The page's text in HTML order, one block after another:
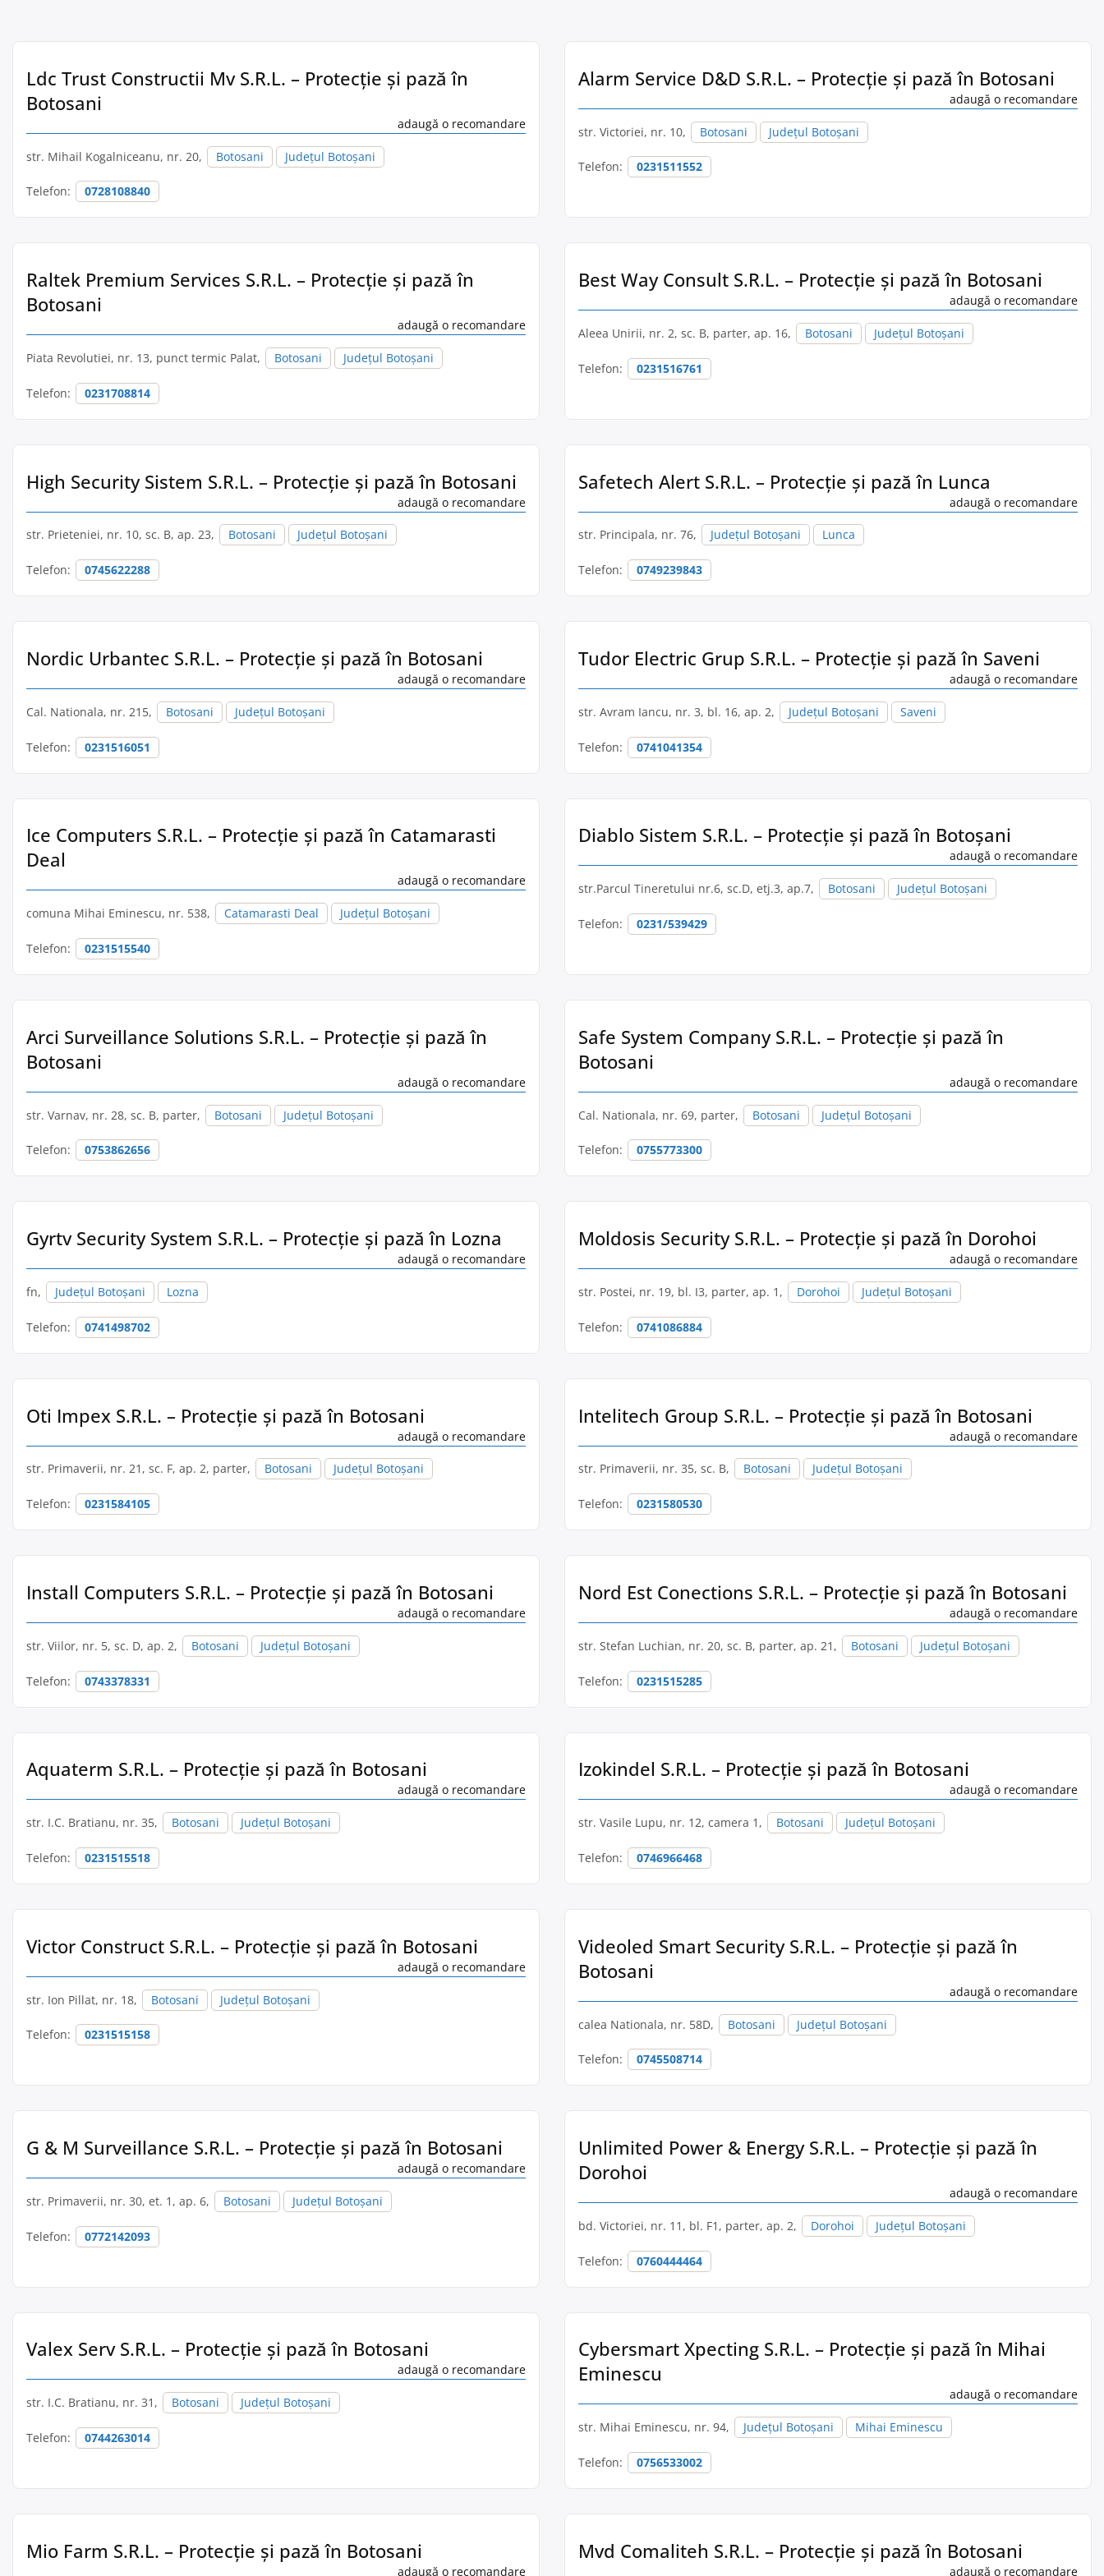
Ldc Trust Constructii Mv S.R.L. – Protecție și pază în
Botosani
adaugă o recomandare
str. Mihail Kogalniceanu, nr. 20, Botosani Județul Botoșani
Telefon: 0728108840
Alarm Service D&D S.R.L. – Protecție și pază în Botosani
adaugă o recomandare
str. Victoriei, nr. 10, Botosani Județul Botoșani
Telefon: 0231511552
Raltek Premium Services S.R.L. – Protecție și pază în
Botosani
adaugă o recomandare
Piata Revolutiei, nr. 13, punct termic Palat, Botosani Județul Botoșani
Telefon: 0231708814
Best Way Consult S.R.L. – Protecție și pază în Botosani
adaugă o recomandare
Aleea Unirii, nr. 2, sc. B, parter, ap. 16, Botosani Județul Botoșani
Telefon: 0231516761
High Security Sistem S.R.L. – Protecție și pază în Botosani
adaugă o recomandare
str. Prieteniei, nr. 10, sc. B, ap. 23, Botosani Județul Botoșani
Telefon: 0745622288
Safetech Alert S.R.L. – Protecție și pază în Lunca
adaugă o recomandare
str. Principala, nr. 76, Județul Botoșani Lunca
Telefon: 0749239843
Nordic Urbantec S.R.L. – Protecție și pază în Botosani
adaugă o recomandare
Cal. Nationala, nr. 215, Botosani Județul Botoșani
Telefon: 0231516051
Tudor Electric Grup S.R.L. – Protecție și pază în Saveni
adaugă o recomandare
str. Avram Iancu, nr. 3, bl. 16, ap. 2, Județul Botoșani Saveni
Telefon: 0741041354
Ice Computers S.R.L. – Protecție și pază în Catamarasti
Deal
adaugă o recomandare
comuna Mihai Eminescu, nr. 538, Catamarasti Deal Județul Botoșani
Telefon: 0231515540
Diablo Sistem S.R.L. – Protecție și pază în Botoşani
adaugă o recomandare
str.Parcul Tineretului nr.6, sc.D, etj.3, ap.7, Botosani Județul Botoșani
Telefon: 0231/539429
Arci Surveillance Solutions S.R.L. – Protecție și pază în
Botosani
adaugă o recomandare
str. Varnav, nr. 28, sc. B, parter, Botosani Județul Botoșani
Telefon: 0753862656
Safe System Company S.R.L. – Protecție și pază în
Botosani
adaugă o recomandare
Cal. Nationala, nr. 69, parter, Botosani Județul Botoșani
Telefon: 0755773300
Gyrtv Security System S.R.L. – Protecție și pază în Lozna
adaugă o recomandare
fn, Județul Botoșani Lozna
Telefon: 0741498702
Moldosis Security S.R.L. – Protecție și pază în Dorohoi
adaugă o recomandare
str. Postei, nr. 19, bl. I3, parter, ap. 1, Dorohoi Județul Botoșani
Telefon: 0741086884
Oti Impex S.R.L. – Protecție și pază în Botosani
adaugă o recomandare
str. Primaverii, nr. 21, sc. F, ap. 2, parter, Botosani Județul Botoșani
Telefon: 0231584105
Intelitech Group S.R.L. – Protecție și pază în Botosani
adaugă o recomandare
str. Primaverii, nr. 35, sc. B, Botosani Județul Botoșani
Telefon: 0231580530
Install Computers S.R.L. – Protecție și pază în Botosani
adaugă o recomandare
str. Viilor, nr. 5, sc. D, ap. 2, Botosani Județul Botoșani
Telefon: 0743378331
Nord Est Conections S.R.L. – Protecție și pază în Botosani
adaugă o recomandare
str. Stefan Luchian, nr. 20, sc. B, parter, ap. 21, Botosani Județul Botoșani
Telefon: 0231515285
Aquaterm S.R.L. – Protecție și pază în Botosani
adaugă o recomandare
str. I.C. Bratianu, nr. 35, Botosani Județul Botoșani
Telefon: 0231515518
Izokindel S.R.L. – Protecție și pază în Botosani
adaugă o recomandare
str. Vasile Lupu, nr. 12, camera 1, Botosani Județul Botoșani
Telefon: 0746966468
Victor Construct S.R.L. – Protecție și pază în Botosani
adaugă o recomandare
str. Ion Pillat, nr. 18, Botosani Județul Botoșani
Telefon: 0231515158
Videoled Smart Security S.R.L. – Protecție și pază în
Botosani
adaugă o recomandare
calea Nationala, nr. 58D, Botosani Județul Botoșani
Telefon: 0745508714
G & M Surveillance S.R.L. – Protecție și pază în Botosani
adaugă o recomandare
str. Primaverii, nr. 30, et. 1, ap. 6, Botosani Județul Botoșani
Telefon: 0772142093
Unlimited Power & Energy S.R.L. – Protecție și pază în
Dorohoi
adaugă o recomandare
bd. Victoriei, nr. 11, bl. F1, parter, ap. 2, Dorohoi Județul Botoșani
Telefon: 0760444464
Valex Serv S.R.L. – Protecție și pază în Botosani
adaugă o recomandare
str. I.C. Bratianu, nr. 31, Botosani Județul Botoșani
Telefon: 0744263014
Cybersmart Xpecting S.R.L. – Protecție și pază în Mihai
Eminescu
adaugă o recomandare
str. Mihai Eminescu, nr. 94, Județul Botoșani Mihai Eminescu
Telefon: 0756533002
Mio Farm S.R.L. – Protecție și pază în Botosani
adaugă o recomandare
Mvd Comaliteh S.R.L. – Protecție și pază în Botosani
adaugă o recomandare